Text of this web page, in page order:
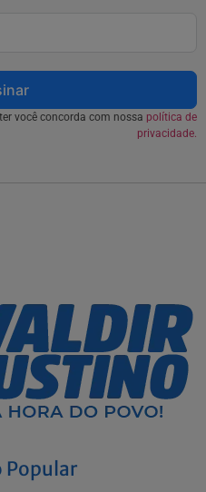
você concorda com nossa política de
privacidade.
Popular